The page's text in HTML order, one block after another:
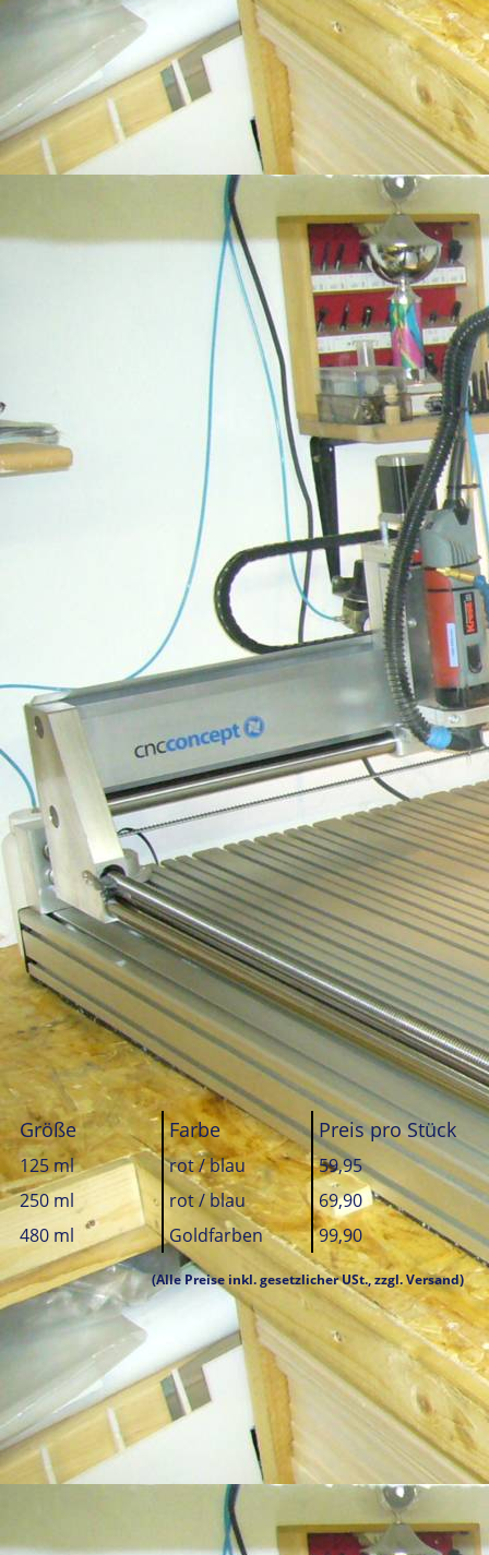
Größe Farbe Preis pro Stück
125 ml rot / blau
59,95
250 ml
rot / blau
69,90
480 ml
Goldfarben 99,90
(Alle Preise inkl. gesetzlicher USt., zzgl.Versand)